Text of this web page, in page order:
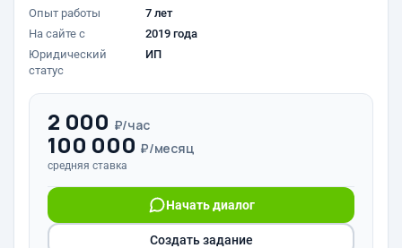
Опыт работы
7 лет
На сайте с
2019 года
Юридический
статус
ИП
2 000 ₽/час
100 000 ₽/месяц
средняя ставка
Начать диалог
Создать задание